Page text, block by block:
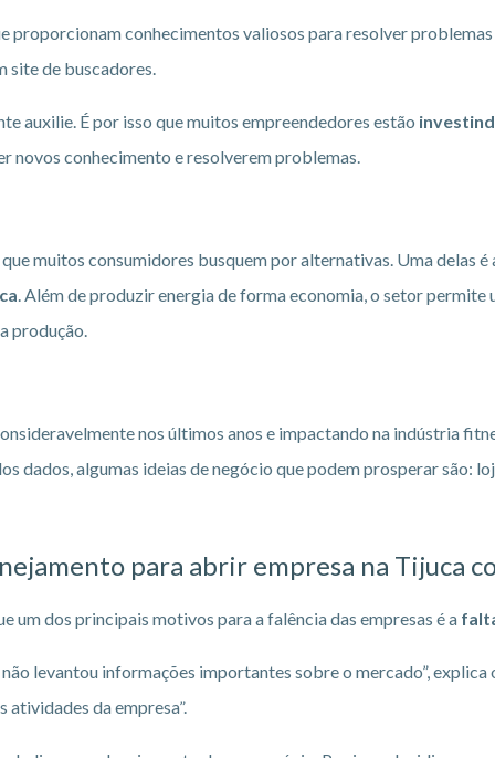
proporcionam conhecimentos valiosos para resolver
site de buscadores.
auxilie. É por isso que muitos empreendedores estão
novos conhecimento e resolverem problemas.
muitos consumidores busquem por alternativas. Uma delas
. Além de produzir energia de forma economia, o setor
produção.
nos últimos anos e impactando na indústria
dados, algumas ideias de negócio que podem prosperar são:
para abrir empresa na Tijuca
um dos principais motivos para a falência das empresas é a
levantou informações importantes sobre o mercado”,
da empresa”.